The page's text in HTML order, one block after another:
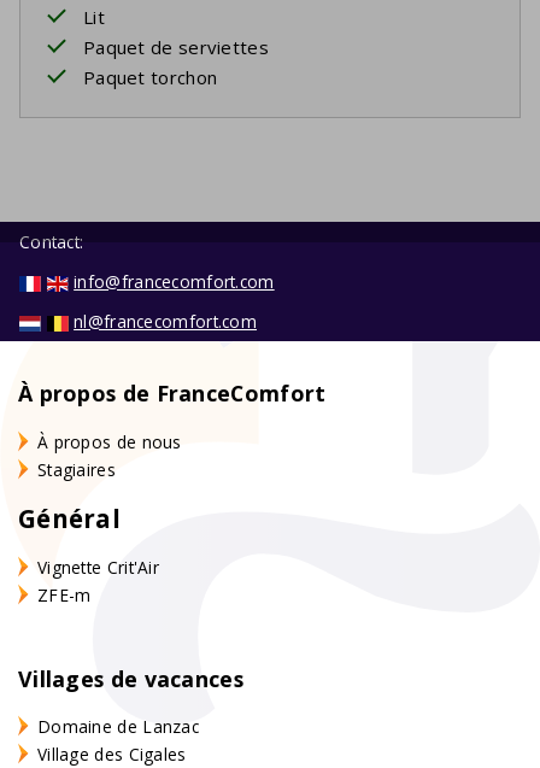
Lit
Paquet de serviettes
Paquet torchon
Contact:
info@francecomfort.com
nl@francecomfort.com
À propos de FranceComfort
À propos de nous
Stagiaires
Général
Vignette Crit'Air
ZFE-m
Villages de vacances
Domaine de Lanzac
Village des Cigales